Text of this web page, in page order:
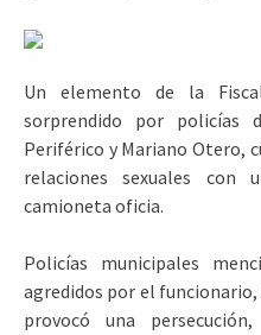
Un elemento de la
sorprendido por policías
Periférico y Mariano Otero,
relaciones sexuales
camioneta oficia.
Policías municipales
agredidos por el
provocó una